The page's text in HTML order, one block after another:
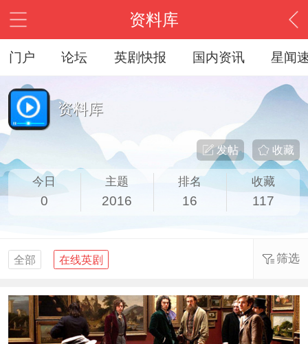
资料库
门户 论坛 英剧快报 国内资讯 星闻
资料库
收藏
发帖
今日
0
主题
2016
排名
16
收藏
117
全部 在线英剧 筛选